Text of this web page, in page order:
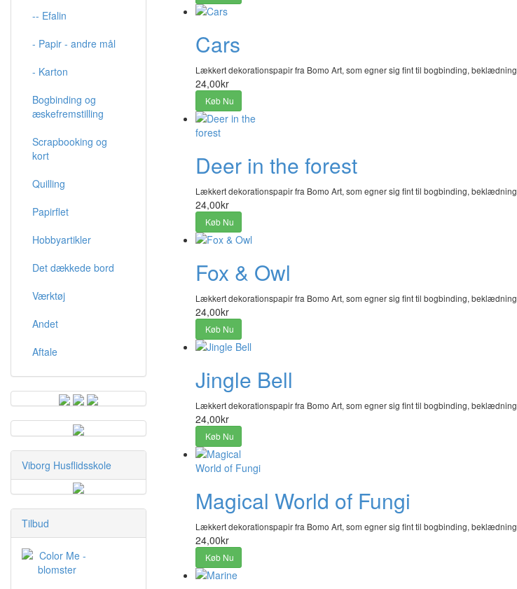
Cars
Lækkert dekorationspapir fra Bomo Art, som egner sig fint til bogbinding,
24,00kr
Køb Nu
Deer in the forest
Lækkert dekorationspapir fra Bomo Art, som egner sig fint til bogbinding,
24,00kr
Køb Nu
Fox & Owl
Lækkert dekorationspapir fra Bomo Art, som egner sig fint til bogbinding,
24,00kr
Køb Nu
Jingle Bell
Lækkert dekorationspapir fra Bomo Art, som egner sig fint til bogbinding,
24,00kr
Køb Nu
Magical World of Fungi
Lækkert dekorationspapir fra Bomo Art, som egner sig fint til bogbinding,
24,00kr
Køb Nu
-- Efalin
- Papir - andre mål
- Karton
Bogbinding og
æskefremstilling
Scrapbooking og
kort
Quilling
Papirflet
Hobbyartikler
Det dækkede bord
Værktøj
Andet
Aftale
Viborg Husflidsskole
Tilbud